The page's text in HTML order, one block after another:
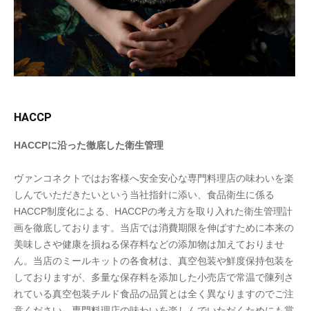
HACCP
HACCPに沿った徹底した衛生管理
ヴァンコネクトではお客様へ安全安心な専門料理店の味わいを楽
しんでいただきたいという当社指針に添い、食品衛生に係る
HACCP制度化による、HACCPの考え方を取り入れた衛生管理計
画を徹底しております。当店では消費期限を伸ばすために本来の
美味しさや健康を損ねる保存料などの添加物は加えておりませ
ん。当店のミールキットの各食材は、真空包装や鮮度保持包装を
しておりますが、多量な保存料を添加した小売店で常温で陳列さ
れている真空包装チルド食品の品質とは全く異なりますのでご注